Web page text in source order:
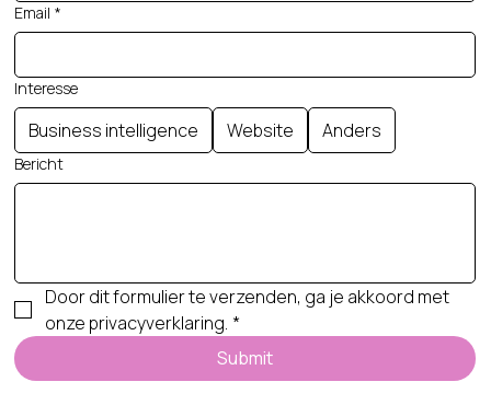
Email *
Interesse
Business intelligence Website Anders
Bericht
Door dit formulier te verzenden, ga je akkoord met
onze privacyverklaring. *
Submit